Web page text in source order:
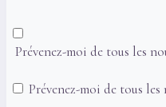
Prévenez-moi de tous les
Prévenez-moi de tous